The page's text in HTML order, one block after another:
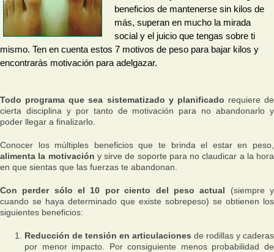
beneficios de mantenerse sin kilos de
más, superan en mucho la mirada
social y el juicio que tengas sobre ti
mismo. Ten en cuenta estos 7 motivos de peso para bajar kilos y
encontrarás motivación para adelgazar.
Todo programa que sea sistematizado y planificado requiere de
cierta disciplina y por tanto de motivación para no abandonarlo y
poder llegar a finalizarlo.
Conocer los múltiples beneficios que te brinda el estar en peso,
alimenta la motivación y sirve de soporte para no claudicar a la hora
en que sientas que las fuerzas te abandonan.
Con perder sólo el 10 por ciento del peso actual (siempre y
cuando se haya determinado que existe sobrepeso) se obtienen los
siguientes beneficios:
Reducción de tensión en articulaciones de rodillas y caderas
por menor impacto. Por consiguiente menos probabilidad de